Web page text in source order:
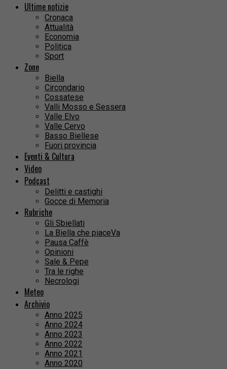
Ultime notizie
Cronaca
Attualità
Economia
Politica
Sport
Zone
Biella
Circondario
Cossatese
Valli Mosso e Sessera
Valle Elvo
Valle Cervo
Basso Biellese
Fuori provincia
Eventi & Cultura
Video
Podcast
Delitti e castighi
Gocce di Memoria
Rubriche
Gli Sbiellati
La Biella che piaceVa
Pausa Caffè
Opinioni
Sale & Pepe
Tra le righe
Necrologi
Meteo
Archivio
Anno 2025
Anno 2024
Anno 2023
Anno 2022
Anno 2021
Anno 2020